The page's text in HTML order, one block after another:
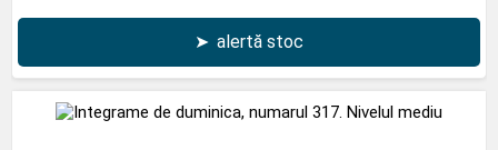
➤ alertă stoc